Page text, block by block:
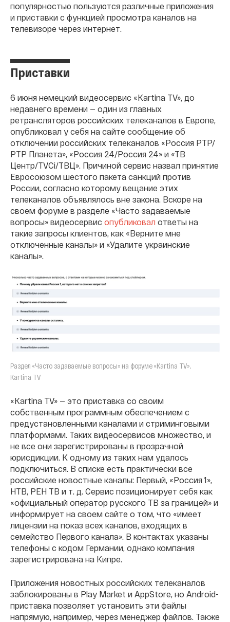
популярностью пользуются различные приложения
и приставки с функцией просмотра каналов на
телевизоре через интернет.
Приставки
6 июня немецкий видеосервис «Kartina TV», до
недавнего времени — один из главных
ретрансляторов российских телеканалов в Европе,
опубликовал у себя на сайте сообщение об
отключении российских телеканалов «Россия РТР/
РТР Планета», «Россия 24/Россия 24» и «ТВ
Центр/TVCi/ТВЦ». Причиной сервис назвал принятие
Евросоюзом шестого пакета санкций против
России, согласно которому вещание этих
телеканалов объявлялось вне закона. Вскоре на
своем форуме в разделе «Часто задаваемые
вопросы» видеосервис опубликовал ответы на
такие запросы клиентов, как «Верните мне
отключенные каналы» и «Удалите украинские
каналы».
Раздел «Часто задаваемые вопросы» на форуме «Kartina TV».
Kartina TV
«Kartina TV» — это приставка со своим
собственным программным обеспечением с
предустановленными каналами и стриминговыми
платформами. Таких видеосервисов множество, и
не все они зарегистрированы в прозрачной
юрисдикции. К одному из таких нам удалось
подключиться. В списке есть практически все
российские новостные каналы: Первый, «Россия 1»,
НТВ, РЕН ТВ и т. д. Сервис позиционирует себя как
«официальный оператор русского ТВ за границей» и
информирует на своем сайте о том, что «имеет
лицензии на показ всех каналов, входящих в
семейство Первого канала». В контактах указаны
телефоны с кодом Германии, однако компания
зарегистрирована на Кипре.
Приложения новостных российских телеканалов
заблокированы в Play Market и AppStore, но Android-
приставка позволяет установить эти файлы
напрямую, например, через менеджер файлов. Также